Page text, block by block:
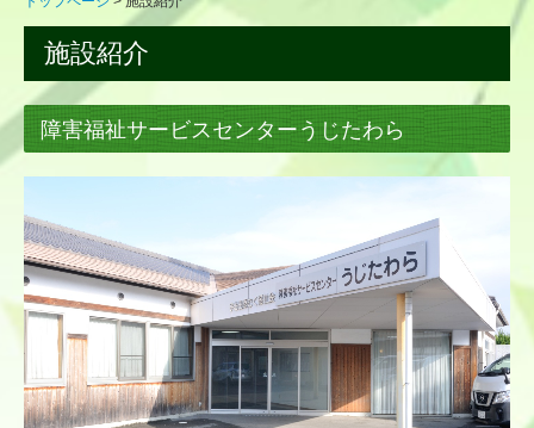
はぐくむ
つなぐ
クラブ活動
ご注文はこちら
法人概要
情報公開
ブログ
施設紹介
障害福祉サービスセンターうじたわら